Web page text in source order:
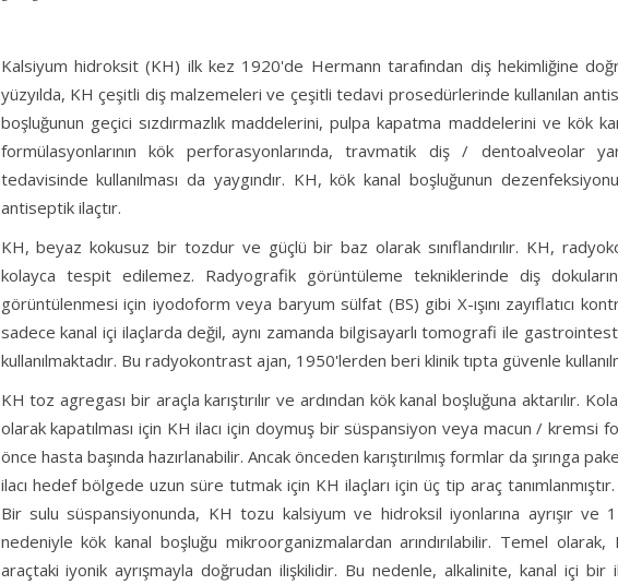
Kalsiyum hidroksit (KH) ilk kez 1920'de Hermann tarafından diş hekimliğine
yüzyılda, KH çeşitli diş malzemeleri ve çeşitli tedavi prosedürlerinde kullanılan
boşluğunun geçici sızdırmazlık maddelerini, pulpa kapatma maddelerini ve kök
formülasyonlarının kök perforasyonlarında, travmatik diş / dentoalveolar
tedavisinde kullanılması da yaygındır. KH, kök kanal boşluğunun
antiseptik ilaçtır.
KH, beyaz kokusuz bir tozdur ve güçlü bir baz olarak sınıflandırılır. KH,
kolayca tespit edilemez. Radyografik görüntüleme tekniklerinde diş
görüntülenmesi için iyodoform veya baryum sülfat (BS) gibi X-ışını zayıflatıcı
sadece kanal içi ilaçlarda değil, aynı zamanda bilgisayarlı tomografi ile
kullanılmaktadır. Bu radyokontrast ajan, 1950'lerden beri klinik tıpta güvenle
KH toz agregası bir araçla karıştırılır ve ardından kök kanal boşluğuna aktarılır.
olarak kapatılması için KH ilacı için doymuş bir süspansiyon veya macun / kremsi
önce hasta başında hazırlanabilir. Ancak önceden karıştırılmış formlar da şırınga
ilacı hedef bölgede uzun süre tutmak için KH ilaçları için üç tip araç tanımlanmıştır.
Bir sulu süspansiyonunda, KH tozu kalsiyum ve hidroksil iyonlarına ayrışır ve
nedeniyle kök kanal boşluğu mikroorganizmalardan arındırılabilir. Temel
araçtaki iyonik ayrışmayla doğrudan ilişkilidir. Bu nedenle, alkalinite, kanal içi bir